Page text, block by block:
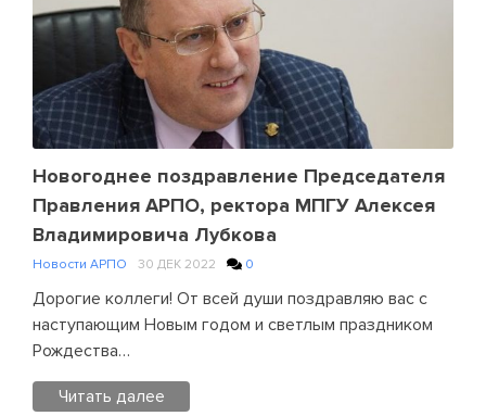
a
Comment
Председатель
Правления
АРПО, Ректор
МПГУ
Алексей
Лубков
принял
участие
в
заседании
координационного
совета
по
Новогоднее поздравление Председателя
Правления АРПО, ректора МПГУ Алексея
Владимировича Лубкова
Новости АРПО 30 ДЕК 2022 0
Дорогие коллеги! От всей души поздравляю вас с
наступающим Новым годом и светлым праздником
Рождества…
Читать далее